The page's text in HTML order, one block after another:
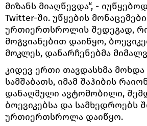
მიზანს მიაღწევდა“, -
Twitter-ში. უწყების
ურთიერთსროლის შედეგად,
მოგვიანებით დაიწყო,
მოკლეს, დანარჩენებმა
კიდევ ერთი თავდასხმა მოხდა
სამშაბათს, იმამ შაჰიბის
დანაღმული ავტომობილი,
ბოევიკებსა და სამხედროებს
ურთიერთსროლა დაიწყო.